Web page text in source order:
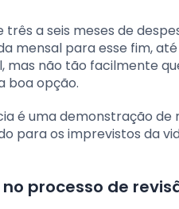
a seis meses de
mensal para esse fim,
não tão facilmente
boa opção.
é uma demonstração de
para os imprevistos da
processo de